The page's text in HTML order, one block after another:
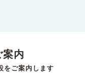
案内
をご案内します